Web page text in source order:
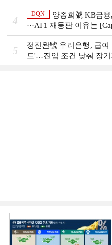
그룹의 꿈①]
4
DQN
양종희號 KB금
···AT1 재등판 이유는
Review]]
5
정진완號 우리은행, 급여
드'…진입 조건 낮춰 장